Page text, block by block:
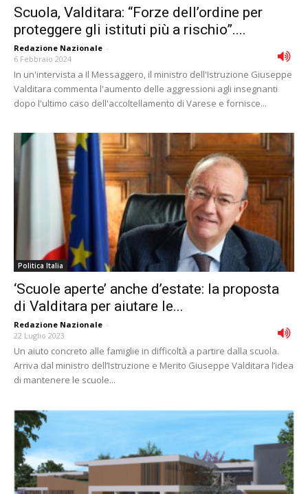
Scuola, Valditara: “Forze dell’ordine per
proteggere gli istituti più a rischio”....
Redazione Nazionale -
6 Febbraio 2024
In un'intervista a Il Messaggero, il ministro dell'Istruzione Giuseppe
Valditara commenta l'aumento delle aggressioni agli insegnanti
dopo l'ultimo caso dell'accoltellamento di Varese e fornisce...
Politica Italia
‘Scuole aperte’ anche d’estate: la proposta
di Valditara per aiutare le...
Redazione Nazionale -
22 Luglio 2023
Un aiuto concreto alle famiglie in difficoltà a partire dalla scuola.
Arriva dal ministro dell’Istruzione e Merito Giuseppe Valditara l’idea
di mantenere le scuole...